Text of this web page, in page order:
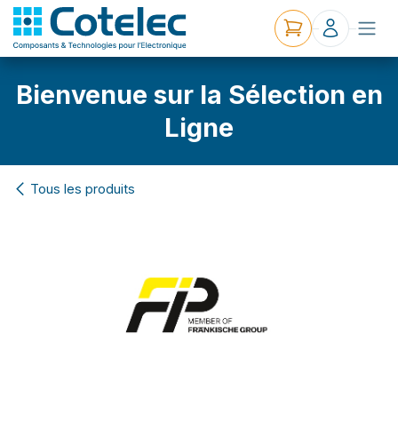
Bienvenue sur la Sélection en
Ligne
Tous les produits